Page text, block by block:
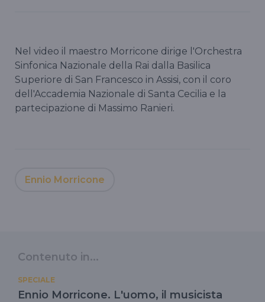
Nel video il maestro Morricone dirige l'Orchestra
Sinfonica Nazionale della Rai dalla Basilica
Superiore di San Francesco in Assisi, con il coro
dell'Accademia Nazionale di Santa Cecilia e la
partecipazione di Massimo Ranieri.
Ennio Morricone
Contenuto in...
SPECIALE
Ennio Morricone. L'uomo, il musicista